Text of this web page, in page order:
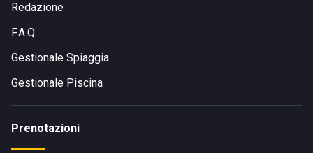
Redazione
F.A.Q.
Gestionale Spiaggia
Gestionale Piscina
Prenotazioni